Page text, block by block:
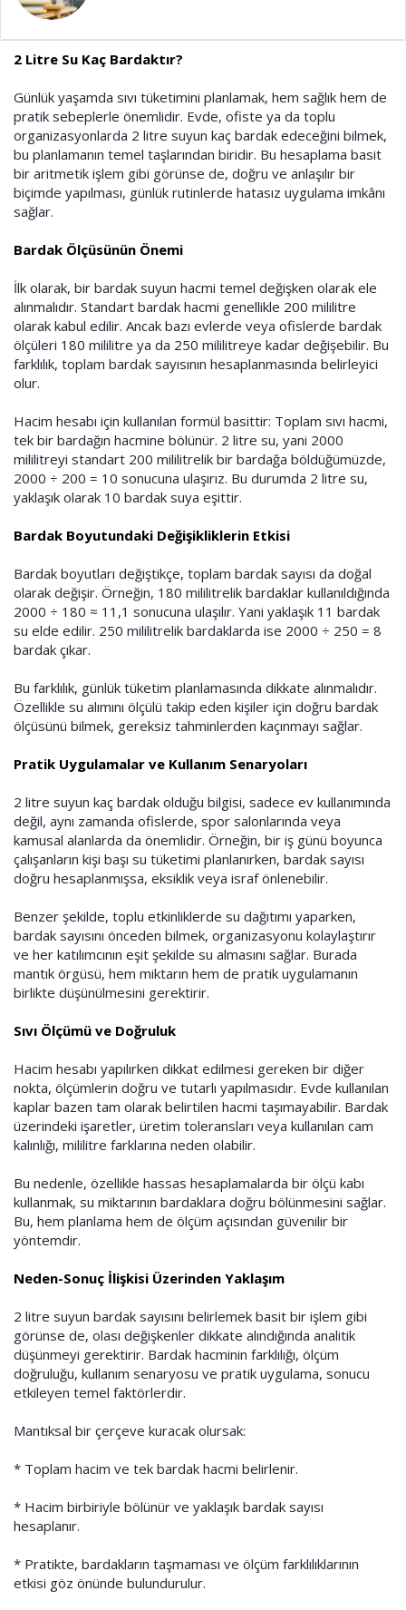
a
i
i
2 Litre Su Kaç Bardaktır?
Günlük yaşamda sıvı tüketimini planlamak, hem sağlık hem de
pratik sebeplerle önemlidir. Evde, ofiste ya da toplu
organizasyonlarda 2 litre suyun kaç bardak edeceğini bilmek,
bu planlamanın temel taşlarından biridir. Bu hesaplama basit
bir aritmetik işlem gibi görünse de, doğru ve anlaşılır bir
biçimde yapılması, günlük rutinlerde hatasız uygulama imkânı
sağlar.
Bardak Ölçüsünün Önemi
İlk olarak, bir bardak suyun hacmi temel değişken olarak ele
alınmalıdır. Standart bardak hacmi genellikle 200 mililitre
olarak kabul edilir. Ancak bazı evlerde veya ofislerde bardak
ölçüleri 180 mililitre ya da 250 mililitreye kadar değişebilir. Bu
farklılık, toplam bardak sayısının hesaplanmasında belirleyici
olur.
Hacim hesabı için kullanılan formül basittir: Toplam sıvı hacmi,
tek bir bardağın hacmine bölünür. 2 litre su, yani 2000
mililitreyi standart 200 mililitrelik bir bardağa böldüğümüzde,
2000 ÷ 200 = 10 sonucuna ulaşırız. Bu durumda 2 litre su,
yaklaşık olarak 10 bardak suya eşittir.
Bardak Boyutundaki Değişikliklerin Etkisi
Bardak boyutları değiştikçe, toplam bardak sayısı da doğal
olarak değişir. Örneğin, 180 mililitrelik bardaklar kullanıldığında
2000 ÷ 180 ≈ 11,1 sonucuna ulaşılır. Yani yaklaşık 11 bardak
su elde edilir. 250 mililitrelik bardaklarda ise 2000 ÷ 250 = 8
bardak çıkar.
Bu farklılık, günlük tüketim planlamasında dikkate alınmalıdır.
Özellikle su alımını ölçülü takip eden kişiler için doğru bardak
ölçüsünü bilmek, gereksiz tahminlerden kaçınmayı sağlar.
Pratik Uygulamalar ve Kullanım Senaryoları
2 litre suyun kaç bardak olduğu bilgisi, sadece ev kullanımında
değil, aynı zamanda ofislerde, spor salonlarında veya
kamusal alanlarda da önemlidir. Örneğin, bir iş günü boyunca
çalışanların kişi başı su tüketimi planlanırken, bardak sayısı
doğru hesaplanmışsa, eksiklik veya israf önlenebilir.
Benzer şekilde, toplu etkinliklerde su dağıtımı yaparken,
bardak sayısını önceden bilmek, organizasyonu kolaylaştırır
ve her katılımcının eşit şekilde su almasını sağlar. Burada
mantık örgüsü, hem miktarın hem de pratik uygulamanın
birlikte düşünülmesini gerektirir.
Sıvı Ölçümü ve Doğruluk
Hacim hesabı yapılırken dikkat edilmesi gereken bir diğer
nokta, ölçümlerin doğru ve tutarlı yapılmasıdır. Evde kullanılan
kaplar bazen tam olarak belirtilen hacmi taşımayabilir. Bardak
üzerindeki işaretler, üretim toleransları veya kullanılan cam
kalınlığı, mililitre farklarına neden olabilir.
Bu nedenle, özellikle hassas hesaplamalarda bir ölçü kabı
kullanmak, su miktarının bardaklara doğru bölünmesini sağlar.
Bu, hem planlama hem de ölçüm açısından güvenilir bir
yöntemdir.
Neden-Sonuç İlişkisi Üzerinden Yaklaşım
2 litre suyun bardak sayısını belirlemek basit bir işlem gibi
görünse de, olası değişkenler dikkate alındığında analitik
düşünmeyi gerektirir. Bardak hacminin farklılığı, ölçüm
doğruluğu, kullanım senaryosu ve pratik uygulama, sonucu
etkileyen temel faktörlerdir.
Mantıksal bir çerçeve kuracak olursak:
* Toplam hacim ve tek bardak hacmi belirlenir.
* Hacim birbiriyle bölünür ve yaklaşık bardak sayısı
hesaplanır.
* Pratikte, bardakların taşmaması ve ölçüm farklılıklarının
etkisi göz önünde bulundurulur.